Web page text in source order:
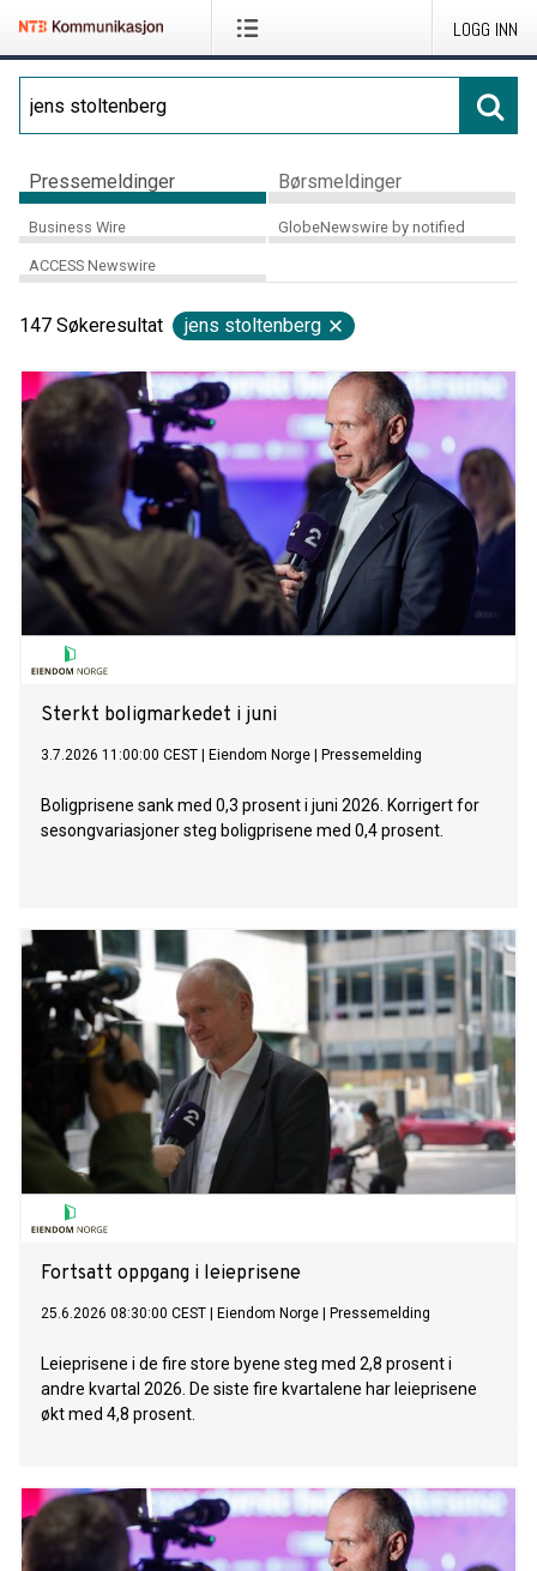
LOGG INN
Pressemeldinger Børsmeldinger
Business Wire GlobeNewswire by notified
ACCESS Newswire
147 Søkeresultat jens stoltenberg
Sterkt boligmarkedet i juni
3.7.2026 11:00:00 CEST Eiendom Norge Pressemelding
Boligprisene sank med 0,3 prosent i juni 2026. Korrigert for
sesongvariasjoner steg boligprisene med 0,4 prosent.
Fortsatt oppgang i leieprisene
25.6.2026 08:30:00 CEST Eiendom Norge Pressemelding
Leieprisene i de fire store byene steg med 2,8 prosent i
andre kvartal 2026. De siste fire kvartalene har leieprisene
økt med 4,8 prosent.